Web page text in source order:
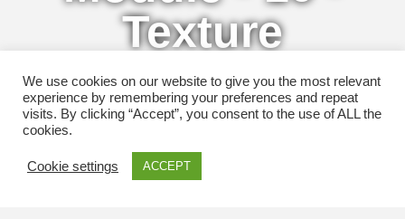
Texture
Suivez nous
We use cookies on our website to give you the most relevant
experience by remembering your preferences and repeat
visits. By clicking “Accept”, you consent to the use of ALL the
cookies.
Cookie settings ACCEPT